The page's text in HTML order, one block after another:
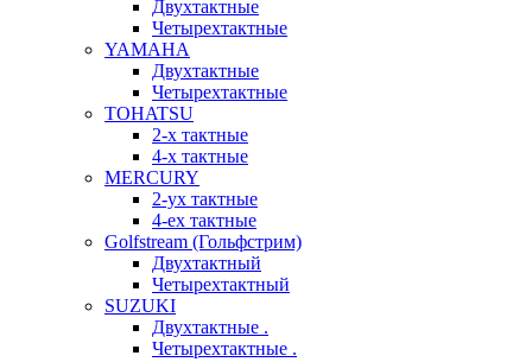
Двухтактные
Четырехтактные
YAMAHA
Двухтактные
Четырехтактные
TOHATSU
2-х тактные
4-х тактные
MERCURY
2-ух тактные
4-ех тактные
Golfstream (Гольфстрим)
Двухтактный
Четырехтактный
SUZUKI
Двухтактные .
Четырехтактные .